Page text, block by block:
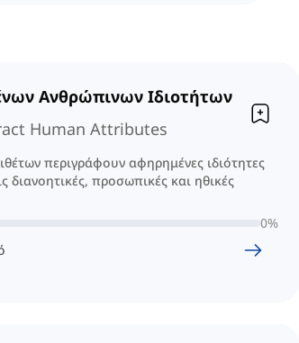
Ανθρώπινων Ιδιοτήτων
Human Attributes
περιγράφουν αφηρημένες ιδιότητες
προσωπικές και ηθικές
0%